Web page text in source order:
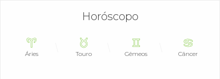
Horóscopo
Áries Touro Gêmeos Câncer